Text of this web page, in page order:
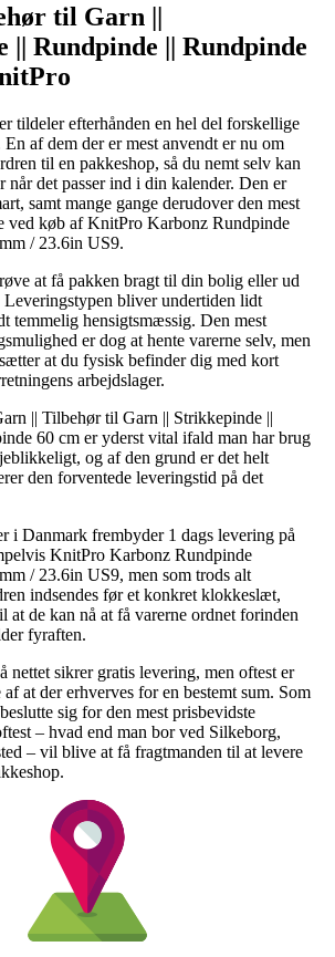
til Garn ||
|| Rundpinde || Rundpinde
tildeler efterhånden en hel del forskellige
af dem der er mest anvendt er nu om
til en pakkeshop, så du nemt selv kan
når det passer ind i din kalender. Den er
samt mange gange derudover den mest
ved køb af KnitPro Karbonz Rundpinde
/ 23.6in US9.
at få pakken bragt til din bolig eller ud
Leveringstypen bliver undertiden lidt
temmelig hensigtsmæssig. Den mest
er dog at hente varerne selv, men
at du fysisk befinder dig med kort
arbejdslager.
|| Tilbehør til Garn || Strikkepinde ||
60 cm er yderst vital ifald man har brug
og af den grund er det helt
den forventede leveringstid på det
i Danmark frembyder 1 dags levering på
KnitPro Karbonz Rundpinde
/ 23.6in US9, men som trods alt
indsendes før et konkret klokkeslæt,
at de kan nå at få varerne ordnet forinden
fyraften.
nettet sikrer gratis levering, men oftest er
at der erhverves for en bestemt sum. Som
sig for den mest prisbevidste
– hvad end man bor ved Silkeborg,
– vil blive at få fragtmanden til at levere